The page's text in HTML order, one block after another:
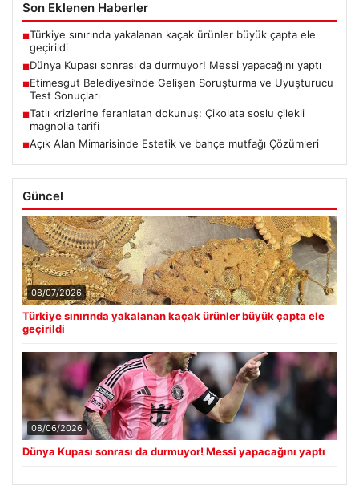
Son Eklenen Haberler
■Türkiye sınırında yakalanan kaçak ürünler büyük çapta ele
geçirildi
■Dünya Kupası sonrası da durmuyor! Messi yapacağını yaptı
■Etimesgut Belediyesi’nde Gelişen Soruşturma ve Uyuşturucu
Test Sonuçları
■Tatlı krizlerine ferahlatan dokunuş: Çikolata soslu çilekli
magnolia tarifi
■Açık Alan Mimarisinde Estetik ve bahçe mutfağı Çözümleri
Güncel
08/07/2026
Türkiye sınırında yakalanan kaçak ürünler büyük çapta ele
geçirildi
08/06/2026
Dünya Kupası sonrası da durmuyor! Messi yapacağını yaptı